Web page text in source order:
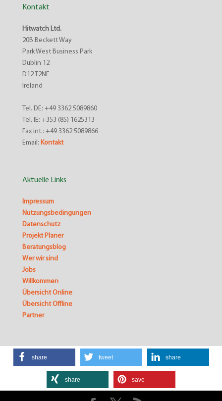
Kontakt
Hitwatch Ltd.
20B Beckett Way
Park West Business Park
Dublin 12
D12 T2NF
Ireland
Tel. DE: +49 3362 5089860
Tel. IE: +353 (85) 1625313
Fax int.: +49 3362 5089866
Email: Kontakt
Aktuelle Links
Impressum
Nutzungsbedingungen
Datenschutz
Projekt Planer
Beratungsblog
Wer wir sind
Jobs
Willkommen
Übersicht Online
Übersicht Offline
Partner
share tweet share
share save